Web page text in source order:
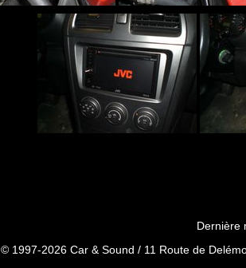
Dernière
© 1997-2026 Car & Sound / 11 Route de